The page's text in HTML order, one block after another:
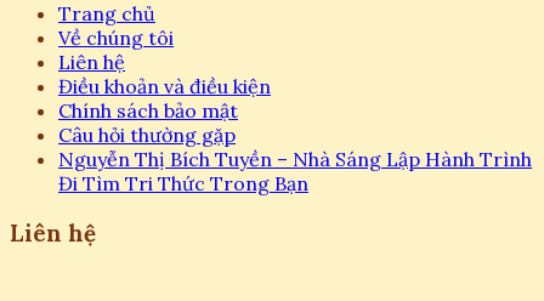
Trang chủ
Về chúng tôi
Liên hệ
Điều khoản và điều kiện
Chính sách bảo mật
Câu hỏi thường gặp
Nguyễn Thị Bích Tuyền – Nhà Sáng Lập Hành Trình
Đi Tìm Tri Thức Trong Bạn
Liên hệ